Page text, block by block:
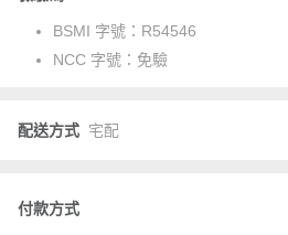
BSMI 字號： R54546
NCC 字號： 免驗
配送方式 宅配
付款方式